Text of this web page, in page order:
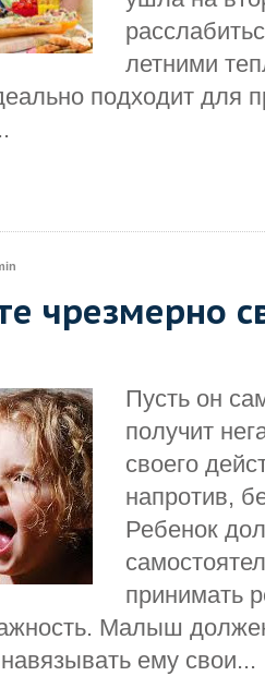
летними
подходит для
чрезмерно
Пусть он
получит
своего
напротив,
Ребенок
принимать
Малыш
ему свои...